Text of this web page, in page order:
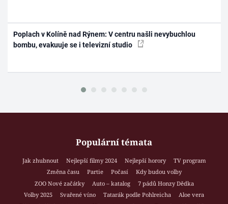
Poplach v Kolíně nad Rýnem: V centru našli nevybuchlou
bombu, evakuuje se i televizní studio
Populární témata
Jak zhubnout Nejlepší filmy 2024 Nejlepší horory
TV program
Změna času
Partie Počasí
Kdy budou volby
ZOO Nové začátky
Auto – katalog
7 pádů Honzy Dědka
Volby 2025
Svařené víno Tatarák podle Pohlreicha
Aloe vera